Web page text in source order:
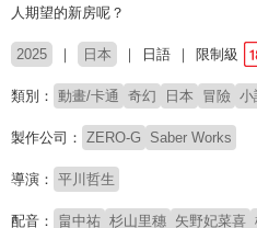
人期望的新房呢？
2025 日本 日語 限制級
類別： 動畫/卡通 奇幻 日本 冒險 小
製作公司： ZERO-G Saber Works
導演： 平川哲生
配音： 畠中祐 杉山里穗 矢野妃菜喜